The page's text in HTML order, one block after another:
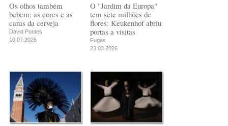
Os olhos também
bebem: as cores e as
caras da cerveja
David Pontes
10.07.2026
O "Jardim da Europa"
tem sete milhões de
flores: Keukenhof abriu
portas a visitas
Fugas
23.03.2026